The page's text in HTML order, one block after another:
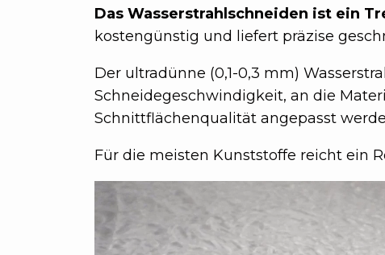
Das Wasserstrahlschneiden ist ein
kostengünstig und liefert präzise
Der ultradünne (0,1-0,3 mm)
Schneidegeschwindigkeit, an die
Schnittflächenqualität angepasst
Für die meisten Kunststoffe reicht ein